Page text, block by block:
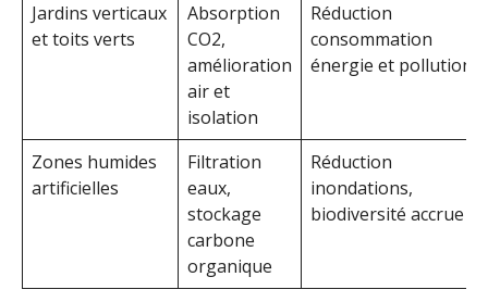
Jardins verticaux
et toits verts
Absorption
CO2,
amélioration
air et
isolation
Réduction
consommation
énergie et pollution
Zones humides
artificielles
Filtration
eaux,
stockage
carbone
organique
Réduction
inondations,
biodiversité accrue